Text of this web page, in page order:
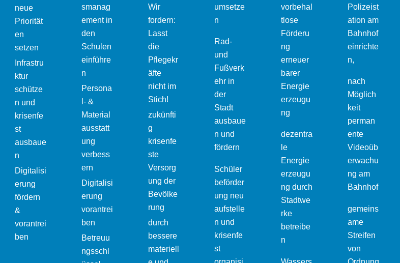
neue
Priorität
en
setzen
Infrastru
ktur
schütze
n und
krisenfe
st
ausbaue
n
Digitalisi
erung
fördern
&
vorantrei
ben
smanag
ement in
den
Schulen
einführe
n
Persona
l- &
Material
ausstatt
ung
verbess
ern
Digitalisi
erung
vorantrei
ben
Betreuu
ngsschl
Wir
fordern:
Lasst
die
Pflegekr
äfte
nicht im
Stich!
zukünfti
g
krisenfe
ste
Versorg
ung der
Bevölke
rung
durch
bessere
materiell
umsetze
n
Rad-
und
Fußverk
ehr in
der
Stadt
ausbaue
n und
fördern
Schüler
beförder
ung neu
aufstelle
n und
krisenfe
st
vorbehal
tlose
Förderu
ng
erneuer
barer
Energie
erzeugu
ng
dezentra
le
Energie
erzeugu
ng durch
Stadtwe
rke
betreibe
n
Polizeist
ation am
Bahnhof
einrichte
n,
nach
Möglich
keit
perman
ente
Videoüb
erwachu
ng am
Bahnhof
gemeins
ame
Streifen
von